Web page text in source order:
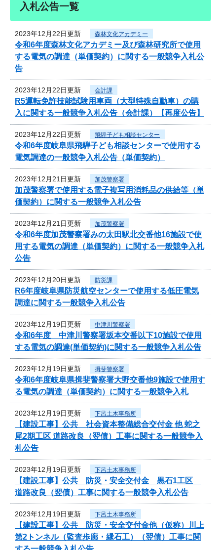
入札公告一覧
2023年12月22日更新 森林文化アカデミー
令和6年度森林文化アカデミー及び森林研究所で使用
する電気の調達（単価契約）に関する一般競争入札公
告
2023年12月22日更新 会計課
R5運転免許技能試験用車両（大型特殊自動車）の購
入に関する一般競争入札公告（会計課）【再度公告】
2023年12月22日更新 飛騨子ども相談センター
令和6年度岐阜県飛騨子ども相談センターで使用する
電気調達の一般競争入札公告（単価契約）
2023年12月21日更新 加茂警察署
加茂警察署で使用する電子複写用消耗品の供給等（単
価契約）に関する一般競争入札公告
2023年12月21日更新 加茂警察署
令和6年度加茂警察署みの太田駅北交番他16施設で使
用する電気の調達（単価契約）に関する一般競争入札
公告
2023年12月20日更新 防災課
R6年度岐阜県防災航空センターで使用する低圧電気
調達に関する一般競争入札公告
2023年12月19日更新 中津川警察署
令和6年度 中津川警察署坂本交番以下10施設で使用
する電気の調達(単価契約)に関する一般競争入札公告
2023年12月19日更新 揖斐警察署
令和6年度岐阜県揖斐警察署大野交番他9施設で使用す
る電気の調達（単価契約）に関する一般競争入札
2023年12月19日更新 下呂土木事務所
【建設工事】公共 社会資本整備総合交付金 他 蛇之
尾2期工区 道路改良（翌債）工事に関する一般競争入
札公告
2023年12月19日更新 下呂土木事務所
【建設工事】公共 防災・安全交付金 黒石1工区
道路改良（翌債）工事に関する一般競争入札公告
2023年12月19日更新 下呂土木事務所
【建設工事】公共 防災・安全交付金他（仮称）川上
第2トンネル（監査歩廊・縁石工）（翌債）工事に関